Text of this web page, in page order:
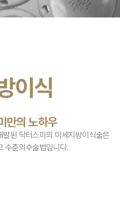
이식
만의 노하우
된 닥터스미의 미세지방이식술은
수준의수술법입니다.